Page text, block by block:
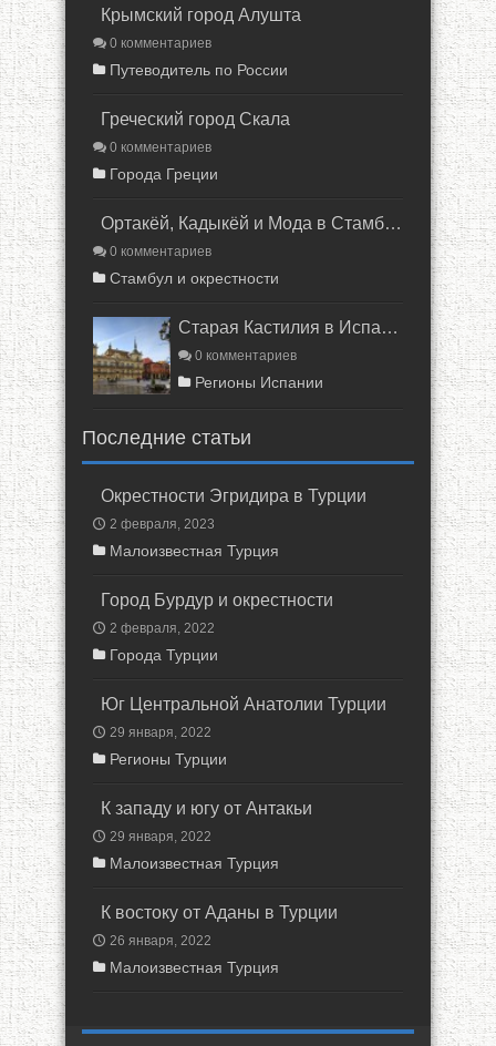
Крымский город Алушта
0 комментариев
Путеводитель по России
Греческий город Скала
0 комментариев
Города Греции
Ортакёй, Кадыкёй и Мода в Стамбуле
0 комментариев
Стамбул и окрестности
Старая Кастилия в Испании
0 комментариев
Регионы Испании
Последние статьи
Окрестности Эгридира в Турции
2 февраля, 2023
Малоизвестная Турция
Город Бурдур и окрестности
2 февраля, 2022
Города Турции
Юг Центральной Анатолии Турции
29 января, 2022
Регионы Турции
К западу и югу от Антакьи
29 января, 2022
Малоизвестная Турция
К востоку от Аданы в Турции
26 января, 2022
Малоизвестная Турция